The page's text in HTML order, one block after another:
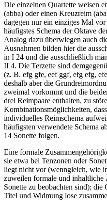
Die einzelnen Quartette weisen
(abba) oder einen Kreuzreim
dagegen nur ein einziges Mal
häufigstes Schema der Oktave
Analog dazu überwiegen auch
Ausnahmen bilden hier die
in I 24 und die ausschließlich
II 4. Die Terzette sind
(z. B. efg gfe, eef ggf, efg efg,
deshalb aber die
zweimal vorkommt und die
drei Reimpaare enthalten, zu
Kombinationsmöglichkeiten,
individuelles Reimschema
häufigsten verwendete Schema
14 Sonette folgen.
Eine formale
sie etwa bei Tenzonen oder
liegt nicht vor (wenngleich, wie
zuweilen formale und inhaltliche
Sonette zu beobachten sind);
Titel und Widmung lose